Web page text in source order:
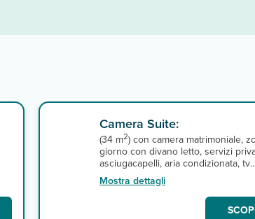
Camera Suite:
(34 m2) con camera matrimoniale,
giorno con divano letto, servizi
asciugacapelli, aria condizionata, tv
satellitare, connessione wi-fi,
e balcone. A pagamento, cassetta di
sicurezza. Cambio biancheria da
3 volte a settimana, cambio
Mostra dettagli